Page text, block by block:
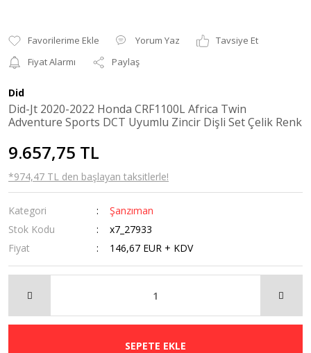
Yorum Yaz
Tavsiye Et
Fiyat Alarmı
Paylaş
Did
Did-Jt 2020-2022 Honda CRF1100L Africa Twin
Adventure Sports DCT Uyumlu Zincir Dişli Set Çelik Renk
9.657,75 TL
*974,47 TL den başlayan taksitlerle!
Kategori
Şanzıman
Stok Kodu
x7_27933
Fiyat
146,67 EUR + KDV
SEPETE EKLE